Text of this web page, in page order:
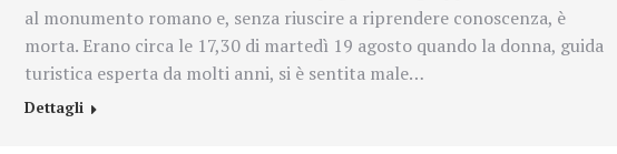
al monumento romano e, senza riuscire a riprendere conoscenza, è
morta. Erano circa le 17,30 di martedì 19 agosto quando la donna, guida
turistica esperta da molti anni, si è sentita male…
Dettagli